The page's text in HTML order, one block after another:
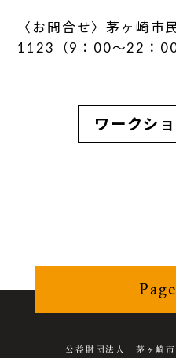
〈お問合せ〉茅ヶ崎
1123（9：00～22：00
ワークシ
公益財団法人 茅ヶ崎市